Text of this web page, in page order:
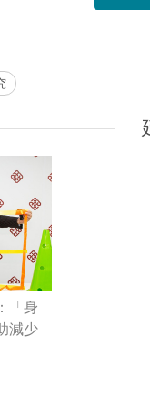
「身
減少